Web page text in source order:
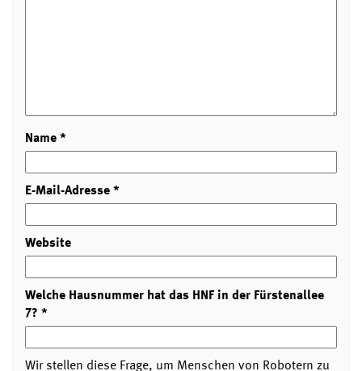
Name*
E-Mail-Adresse*
Website
Welche Hausnummer hat das HNF in der Fürstenallee
7? *
Wir stellen diese Frage, um Menschen von Robotern zu